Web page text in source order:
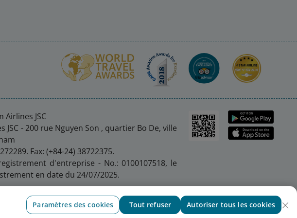
Airlines JSC
JSC - 200 rue Nguyen Son , quartier Bo De, ville
Fax: (+84-24) 38722375.
d'entreprise - No.: 0100107518, le
en date du 24/07/2025.
Paramètres des cookies Tout refuser Autoriser tous les cookies